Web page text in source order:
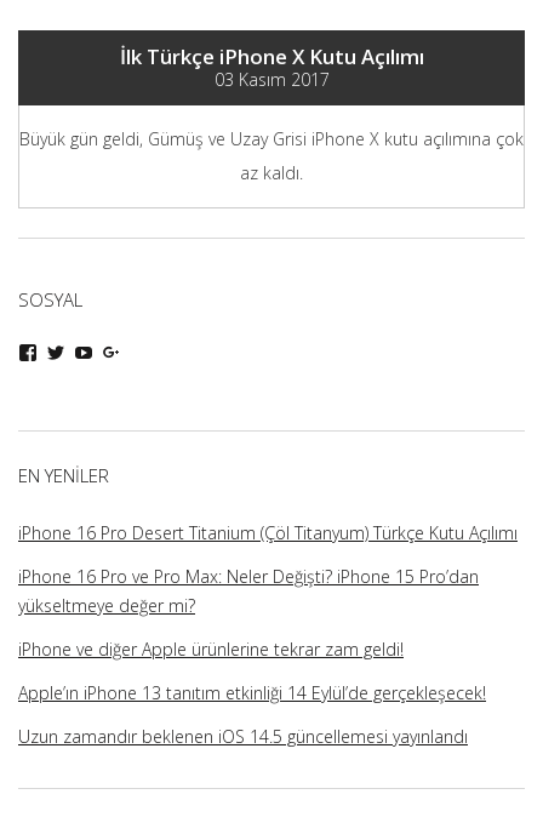
İlk Türkçe iPhone X Kutu Açılımı
03 Kasım 2017
Büyük gün geldi, Gümüş ve Uzay Grisi iPhone X kutu açılımına çok
az kaldı.
SOSYAL
iphoneturka
profilini
iphoneturka
profilini
iphoneturka
profiliniprofilini
EN YENILER
iPhone 16 Pro Desert Titanium (Çöl Titanyum) Türkçe Kutu Açılımı
iPhone 16 Pro ve Pro Max: Neler Değişti? iPhone 15 Pro’dan
yükseltmeye değer mi?
iPhone ve diğer Apple ürünlerine tekrar zam geldi!
Apple’ın iPhone 13 tanıtım etkinliği 14 Eylül’de gerçekleşecek!
Uzun zamandır beklenen iOS 14.5 güncellemesi yayınlandı